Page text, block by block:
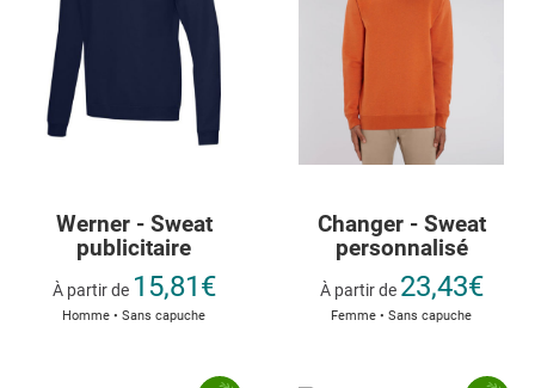
Werner - Sweat
publicitaire
À partir de 15,81€
Homme • Sans capuche
Changer - Sweat
personnalisé
À partir de 23,43€
Femme • Sans capuche